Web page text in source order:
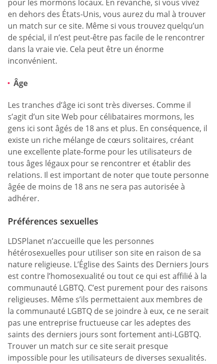
pour les mormons locaux. En revanche, si vous vivez
en dehors des États-Unis, vous aurez du mal à trouver
un match sur ce site. Même si vous trouvez quelqu’un
de spécial, il n’est peut-être pas facile de le rencontrer
dans la vraie vie. Cela peut être un énorme
inconvénient.
Âge
Les tranches d’âge ici sont très diverses. Comme il
s’agit d’un site Web pour célibataires mormons, les
gens ici sont âgés de 18 ans et plus. En conséquence, il
existe un riche mélange de cœurs solitaires, créant
une excellente plate-forme pour les utilisateurs de
tous âges légaux pour se rencontrer et établir des
relations. Il est important de noter que toute personne
âgée de moins de 18 ans ne sera pas autorisée à
adhérer.
Préférences sexuelles
LDSPlanet n’accueille que les personnes
hétérosexuelles pour utiliser son site en raison de sa
nature religieuse. L’Église des Saints des Derniers Jours
est contre l’homosexualité ou tout ce qui est affilié à la
communauté LGBTQ. C’est purement pour des raisons
religieuses. Même s’ils permettaient aux membres de
la communauté LGBTQ de se joindre à eux, ce ne serait
pas une entreprise fructueuse car les adeptes des
saints des derniers jours sont fortement anti-LGBTQ.
Trouver un match sur ce site serait presque
impossible pour les utilisateurs de diverses sexualités.